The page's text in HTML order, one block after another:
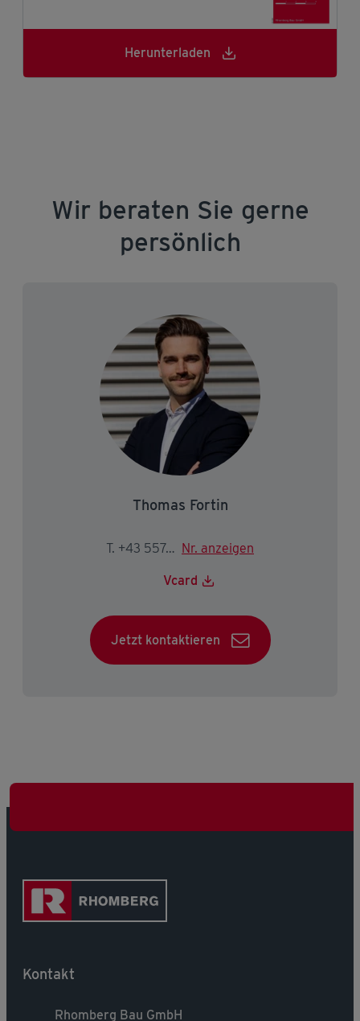
Herunterladen
Herunterladen
Herunterladen
Wir beraten Sie gerne
persönlich
Thomas Fortin
T. +43 5574 403-2223 Nr. anzeigen
Vcard
Jetzt kontaktieren
Kontakt
Rhomberg Bau GmbH